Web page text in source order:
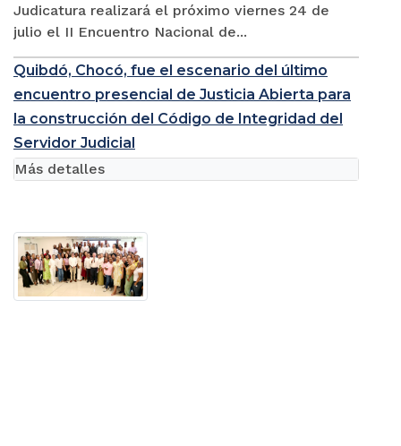
Judicatura realizará el próximo viernes 24 de
julio el II Encuentro Nacional de...
Quibdó, Chocó, fue el escenario del último
encuentro presencial de Justicia Abierta para
la construcción del Código de Integridad del
Servidor Judicial
Más detalles